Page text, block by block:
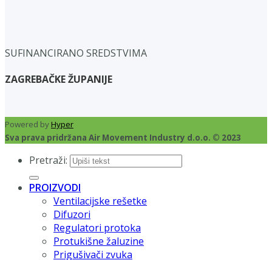
SUFINANCIRANO SREDSTVIMA
ZAGREBAČKE ŽUPANIJE
Powered byHyper
Sva prava pridržana Air Movement Industry d.o.o. © 2023
Pretraži:
PROIZVODI
Ventilacijske rešetke
Difuzori
Regulatori protoka
Protukišne žaluzine
Prigušivači zvuka